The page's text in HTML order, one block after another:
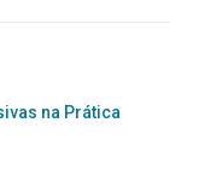
na Prática